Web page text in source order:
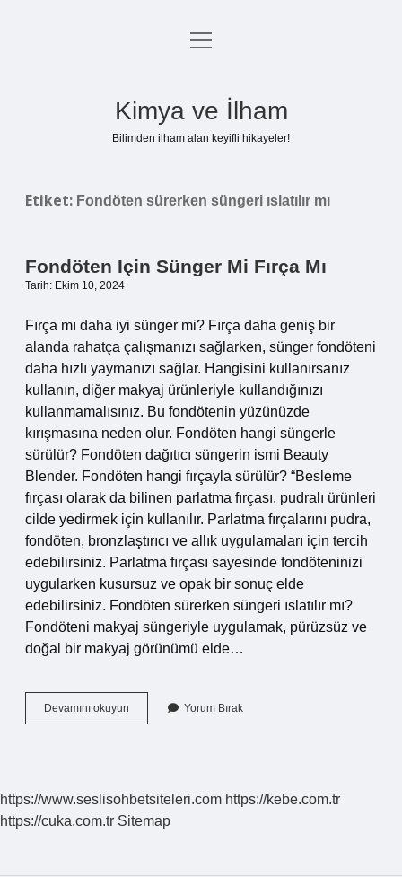
Anasayfa
menüyü
Kimya ve İlham
Bilimden ilham alan keyifli hikayeler!
Etiket: Fondöten sürerken süngeri ıslatılır mı
Fondöten Için Sünger Mi Fırça Mı
Tarih: Ekim 10, 2024
Fırça mı daha iyi sünger mi? Fırça daha geniş bir
alanda rahatça çalışmanızı sağlarken, sünger fondöteni
daha hızlı yaymanızı sağlar. Hangisini kullanırsanız
kullanın, diğer makyaj ürünleriyle kullandığınızı
kullanmamalısınız. Bu fondötenin yüzünüzde
kırışmasına neden olur. Fondöten hangi süngerle
sürülür? Fondöten dağıtıcı süngerin ismi Beauty
Blender. Fondöten hangi fırçayla sürülür? “Besleme
fırçası olarak da bilinen parlatma fırçası, pudralı ürünleri
cilde yedirmek için kullanılır. Parlatma fırçalarını pudra,
fondöten, bronzlaştırıcı ve allık uygulamaları için tercih
edebilirsiniz. Parlatma fırçası sayesinde fondöteninizi
uygularken kusursuz ve opak bir sonuç elde
edebilirsiniz. Fondöten sürerken süngeri ıslatılır mı?
Fondöteni makyaj süngeriyle uygulamak, pürüzsüz ve
doğal bir makyaj görünümü elde…
Devamını okuyun Fondöten
Için
Yorum Bırak
https://www.seslisohbetsiteleri.com https://kebe.com.tr
https://cuka.com.tr Sitemap